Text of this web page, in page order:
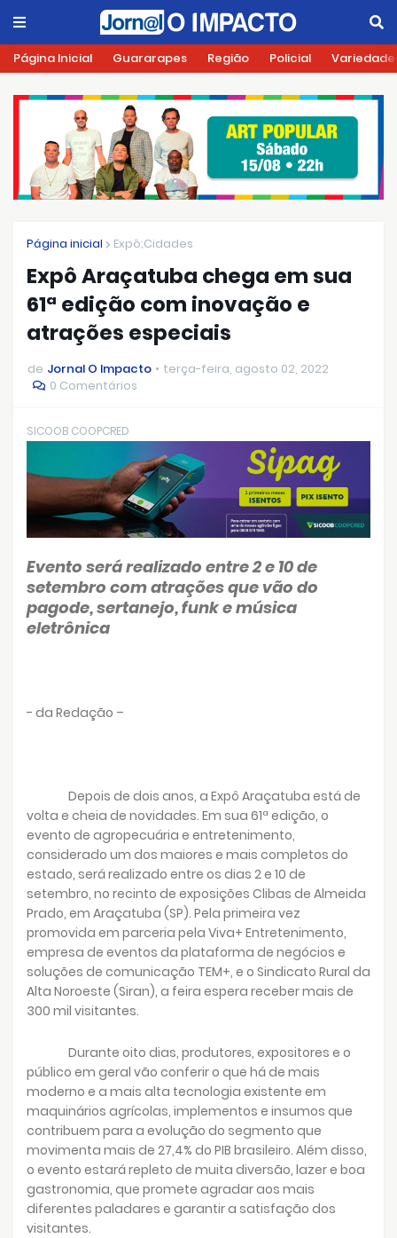
Página Inicial Guararapes Região Policial
Página inicial Expô;Cidades
Expô Araçatuba chega em sua
61ª edição com inovação e
atrações especiais
de Jornal O Impacto
terça-feira, agosto 02, 2022
0 Comentários
SICOOB COOPCRED
Evento será realizado entre 2 e 10 de
setembro com atrações que vão do
pagode, sertanejo, funk e música
eletrônica
- da Redação –
Depois de dois anos, a Expô Araçatuba está de
volta e cheia de novidades. Em sua 61ª edição, o
evento de agropecuária e entretenimento,
considerado um dos maiores e mais completos do
estado, será realizado entre os dias 2 e 10 de
setembro, no recinto de exposições Clibas de Almeida
Prado, em Araçatuba (SP). Pela primeira vez
promovida em parceria pela Viva+ Entretenimento,
empresa de eventos da plataforma de negócios e
soluções de comunicação TEM+, e o Sindicato Rural da
Alta Noroeste (Siran), a feira espera receber mais de
300 mil visitantes.
Durante oito dias, produtores, expositores e o
público em geral vão conferir o que há de mais
moderno e a mais alta tecnologia existente em
maquinários agrícolas, implementos e insumos que
contribuem para a evolução do segmento que
movimenta mais de 27,4% do PIB brasileiro. Além disso,
o evento estará repleto de muita diversão, lazer e boa
gastronomia, que promete agradar aos mais
diferentes paladares e garantir a satisfação dos
visitantes.